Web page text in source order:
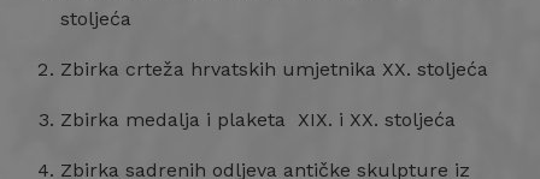
stoljeća
Zbirka crteža hrvatskih umjetnika XX. stoljeća
Zbirka medalja i plaketa XIX. i XX. stoljeća
Zbirka sadrenih odljeva antičke skulpture iz